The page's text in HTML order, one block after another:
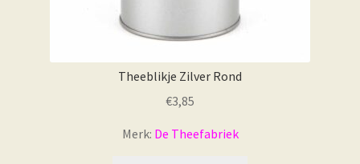
Theeblikje Zilver Rond
€3,85
Merk: De Theefabriek